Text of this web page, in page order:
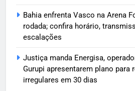
Bahia enfrenta Vasco na Arena
rodada; confira horário,
escalações
Justiça manda Energisa,
Gurupi apresentarem plano para
irregulares em 30 dias